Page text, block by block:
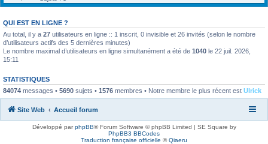
QUI EST EN LIGNE ?
Au total, il y a 27 utilisateurs en ligne :: 1 inscrit, 0 invisible et 26 invités (selon le nombre
d’utilisateurs actifs des 5 dernières minutes)
Le nombre maximal d’utilisateurs en ligne simultanément a été de 1040 le 22 juil. 2026,
15:11
STATISTIQUES
84074 messages • 5690 sujets • 1576 membres • Notre membre le plus récent est Ulrick
Site Web Accueil forum
Développé parphpBB® Forum Software © phpBB Limited | SE Square by
PhpBB3 BBCodes
Traduction française officielle ©Qiaeru